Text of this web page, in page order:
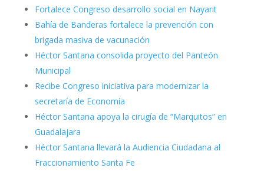
Fortalece Congreso desarrollo social en Nayarit
Bahía de Banderas fortalece la prevención con
brigada masiva de vacunación
Héctor Santana consolida proyecto del Panteón
Municipal
Recibe Congreso iniciativa para modernizar la
secretaría de Economía
Héctor Santana apoya la cirugía de “Marquitos” en
Guadalajara
Héctor Santana llevará la Audiencia Ciudadana al
Fraccionamiento Santa Fe